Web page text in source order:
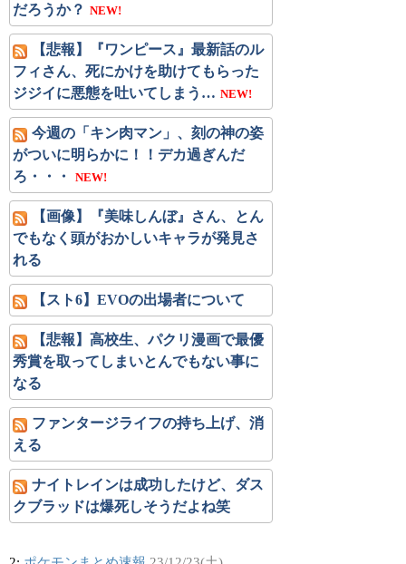
だろうか？ NEW!
【悲報】『ワンピース』最新話のル
フィさん、死にかけを助けてもらった
ジジイに悪態を吐いてしまう… NEW!
今週の「キン肉マン」、刻の神の姿
がついに明らかに！！デカ過ぎんだ
ろ・・・
NEW!
【画像】『美味しんぼ』さん、とん
でもなく頭がおかしいキャラが発見さ
れる
【スト6】EVOの出場者について
【悲報】高校生、パクリ漫画で最優
秀賞を取ってしまいとんでもない事に
なる
ファンタージライフの持ち上げ、消
える
ナイトレインは成功したけど、ダス
クブラッドは爆死しそうだよね笑